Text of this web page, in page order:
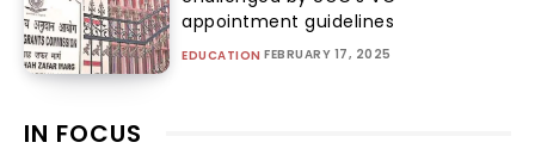
appointment guidelines
EDUCATION FEBRUARY 17, 2025
IN FOCUS